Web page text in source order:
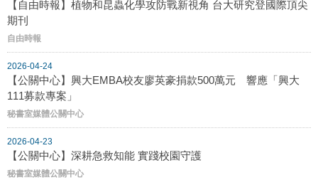
【自由時報】植物和昆蟲化學攻防戰新視角 台大研究登國際頂尖
期刊
自由時報
2026-04-24
【公關中心】興大EMBA校友廖英豪捐款500萬元 響應「興大
111募款專案」
秘書室媒體公關中心
2026-04-23
【公關中心】深耕急救知能 實踐校園守護
秘書室媒體公關中心